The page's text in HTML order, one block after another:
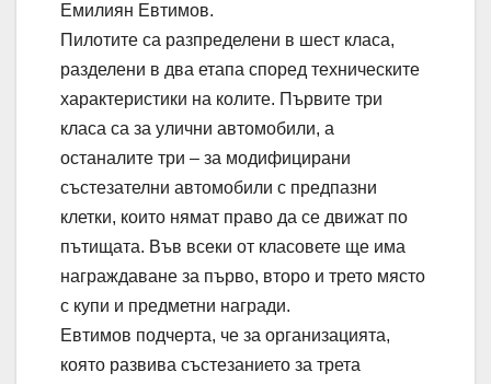
Емилиян Евтимов.
Пилотите са разпределени в шест класа,
разделени в два етапа според техническите
характеристики на колите. Първите три
класа са за улични автомобили, а
останалите три – за модифицирани
състезателни автомобили с предпазни
клетки, които нямат право да се движат по
пътищата. Във всеки от класовете ще има
награждаване за първо, второ и трето място
с купи и предметни награди.
Евтимов подчерта, че за организацията,
която развива състезанието за трета